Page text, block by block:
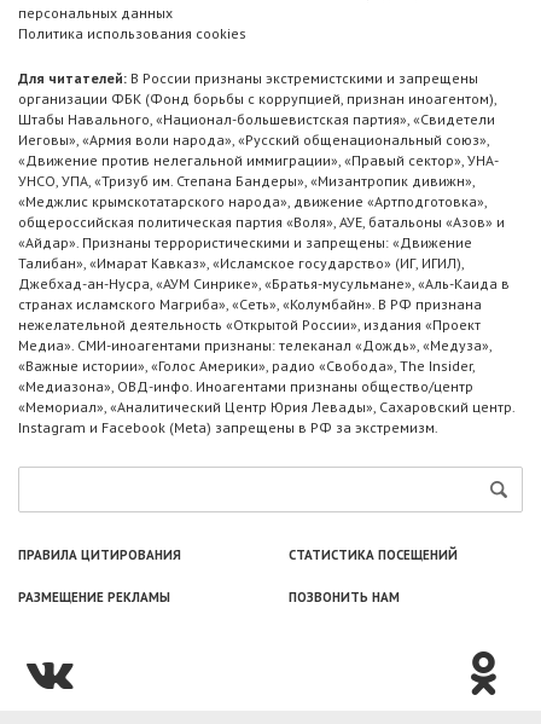
персональных данных
Политика использования cookies
Для читателей: В России признаны экстремистскими и запрещены
организации ФБК (Фонд борьбы с коррупцией, признан иноагентом),
Штабы Навального, «Национал-большевистская партия», «Свидетели
Иеговы», «Армия воли народа», «Русский общенациональный союз»,
«Движение против нелегальной иммиграции», «Правый сектор», УНА-
УНСО, УПА, «Тризуб им. Степана Бандеры», «Мизантропик дивижн»,
«Меджлис крымскотатарского народа», движение «Артподготовка»,
общероссийская политическая партия «Воля», АУЕ, батальоны «Азов» и
«Айдар». Признаны террористическими и запрещены: «Движение
Талибан», «Имарат Кавказ», «Исламское государство» (ИГ, ИГИЛ),
Джебхад-ан-Нусра, «АУМ Синрике», «Братья-мусульмане», «Аль-Каида в
странах исламского Магриба», «Сеть», «Колумбайн». В РФ признана
нежелательной деятельность «Открытой России», издания «Проект
Медиа». СМИ-иноагентами признаны: телеканал «Дождь», «Медуза»,
«Важные истории», «Голос Америки», радио «Свобода», The Insider,
«Медиазона», ОВД-инфо. Иноагентами признаны общество/центр
«Мемориал», «Аналитический Центр Юрия Левады», Сахаровский центр.
Instagram и Facebook (Metа) запрещены в РФ за экстремизм.
ПРАВИЛА ЦИТИРОВАНИЯ СТАТИСТИКА ПОСЕЩЕНИЙ
РАЗМЕЩЕНИЕ РЕКЛАМЫ ПОЗВОНИТЬ НАМ